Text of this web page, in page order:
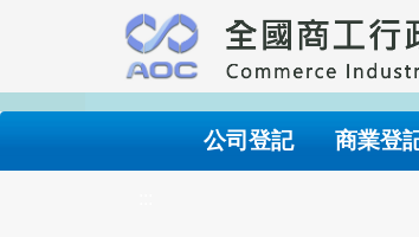
要
內
公司登記 商業登